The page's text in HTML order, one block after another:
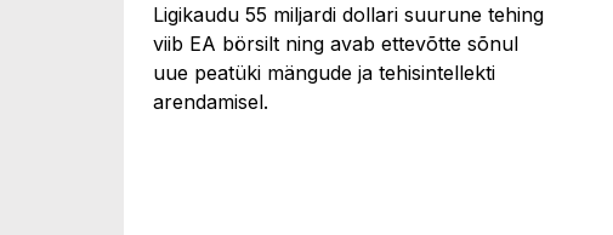
Ligikaudu 55 miljardi dollari suurune tehing
viib EA börsilt ning avab ettevõtte sõnul
uue peatüki mängude ja tehisintellekti
arendamisel.